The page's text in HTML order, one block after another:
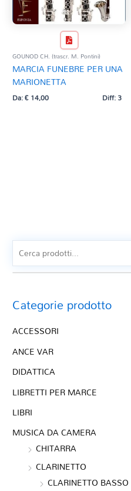
GOUNOD CH. (trascr. M. Pontini)
MARCIA FUNEBRE PER UNA
MARIONETTA
Da:€14,00 Diff: 3
Categorie prodotto
ACCESSORI
ANCE VAR
DIDATTICA
LIBRETTI PER MARCE
LIBRI
MUSICA DA CAMERA
CHITARRA
CLARINETTO
CLARINETTO BASSO